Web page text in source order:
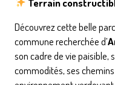
Découvrez cette belle
commune recherchée d’
son cadre de vie paisible,
commodités, ses